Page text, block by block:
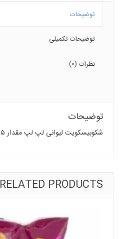
توضیحات
توضیحات تکمیلی
نظرات (0)
توضیحات
شکوبیسکویت لیوانی لپ لپ مقدار ۴۵ گرم
RELATED PRODUCTS